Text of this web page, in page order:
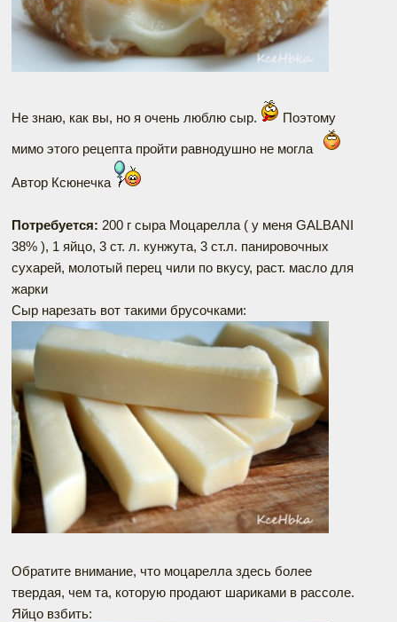
Не знаю, как вы, но я очень люблю сыр. Поэтому
мимо этого рецепта пройти равнодушно не могла
Автор Ксюнечка
Потребуется: 200 г сыра Моцарелла ( у меня GALBANI
38% ), 1 яйцо, 3 ст. л. кунжута, 3 ст.л. панировочных
сухарей, молотый перец чили по вкусу, раст. масло для
жарки
Сыр нарезать вот такими брусочками:
Обратите внимание, что моцарелла здесь более
твердая, чем та, которую продают шариками в рассоле.
Яйцо взбить: